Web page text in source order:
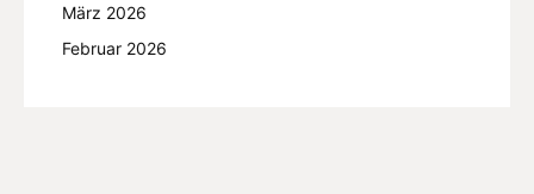
März 2026
Februar 2026